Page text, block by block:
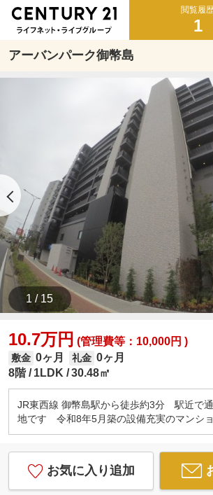
閲覧履
1
アーバンパーク御幣島
1 / 15
10.7万円 (管理費等：10,000円 )
敷金 0ヶ月 礼金 0ヶ月
8階
1LDK 30.48㎡
JR東西線 御幣島駅から徒歩約3分 駅近で
地です 令和8年5月築の設備充実のマンシ
お気に入り追加